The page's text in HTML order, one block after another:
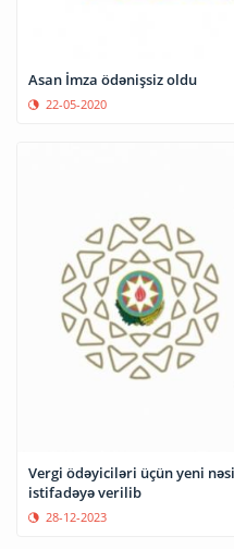
Asan İmza ödənişsiz oldu
22-05-2020
Vergi ödəyiciləri üçün yeni
istifadəyə verilib
28-12-2023